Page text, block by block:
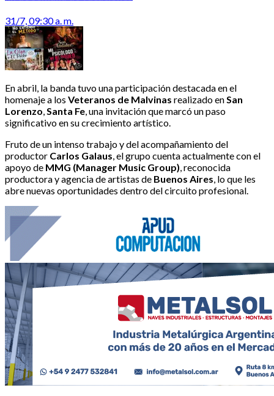
31/7, 09:30 a. m.
En abril, la banda tuvo una participación destacada en el
homenaje a los Veteranos de Malvinas realizado en San
Lorenzo Santa Fe , una invitación que marcó un paso
significativo en su crecimiento artístico.
Fruto de un intenso trabajo y del acompañamiento del
productor Carlos Galaus , el grupo cuenta actualmente con el
apoyo de MMG (Manager Music Group) , reconocida
productora y agencia de artistas de Buenos Aires , lo que les
abre nuevas oportunidades dentro del circuito profesional.